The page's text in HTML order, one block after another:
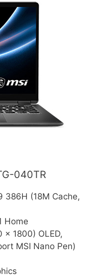
040TR
386H (18M Cache,
Home
x 1800) OLED,
MSI Nano Pen)